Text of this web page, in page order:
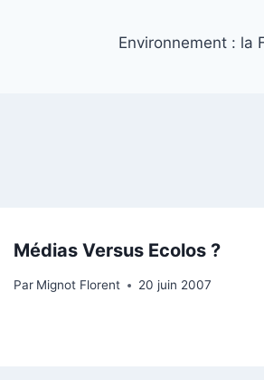
Environnement : la
Médias Versus Ecolos ?
Par Mignot Florent 20 juin 2007